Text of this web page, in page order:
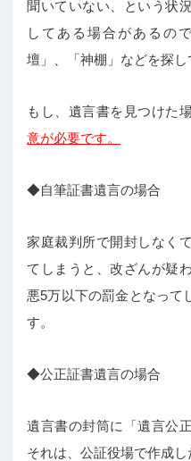
聞いていない、という状
してある場合があるの
壇」、「神棚」などを探し
もし、遺言書を見つけた場
意が必要です。
◆自筆証書遺言の場合
家庭裁判所で開封しなく
てしまうと、改ざんが疑
悪5万以下の罰金となって
す。
◆公正証書遺言の場合
遺言書の封筒に「遺言公
それは、公証役場で作成し